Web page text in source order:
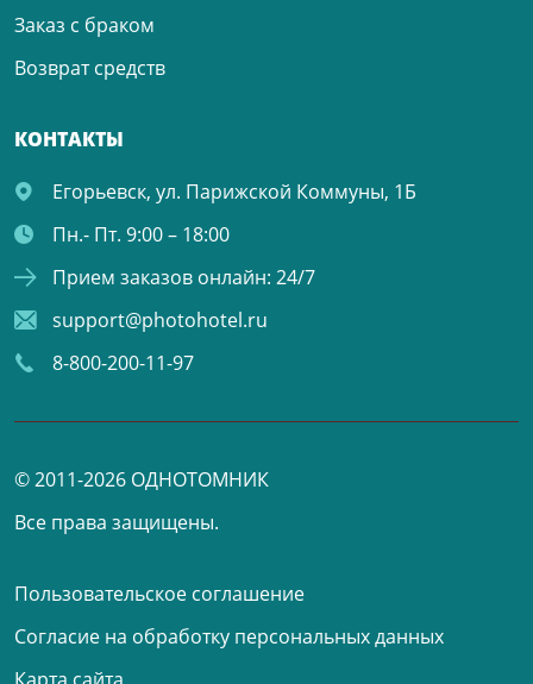
Заказ с браком
Возврат средств
КОНТАКТЫ
Егорьевск, ул. Парижской Коммуны, 1Б
Пн.- Пт. 9:00 – 18:00
Прием заказов онлайн: 24/7
support@photohotel.ru
8-800-200-11-97
© 2011-2026 ОДНОТОМНИК
Все права защищены.
Пользовательское соглашение
Согласие на обработку персональных данных